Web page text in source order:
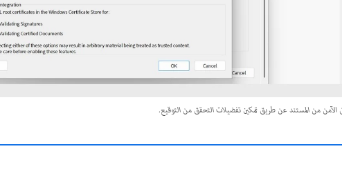
من المستند عن طريق تمكين تفضيلات التحقق من التوقيع.